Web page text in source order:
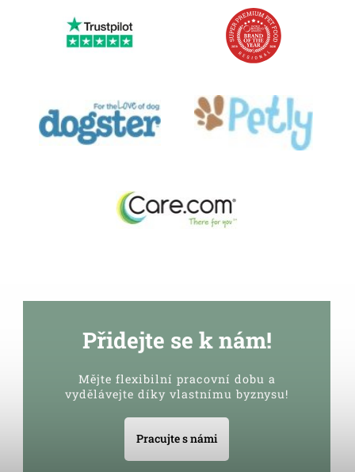
Přidejte se k nám!
Mějte flexibilní pracovní dobu a
vydělávejte díky vlastnímu byznysu!
Pracujte s námi